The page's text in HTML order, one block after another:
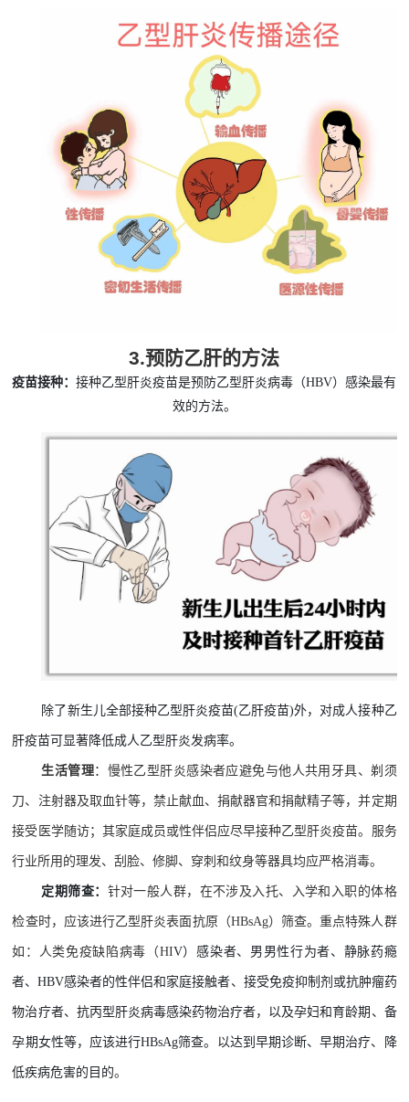
3.预防乙肝的方法
疫苗接种：接种乙型肝炎疫苗是预防乙型肝炎病毒（HBV）感染最有
效的方法。
除了新生儿全部接种乙型肝炎疫苗(乙肝疫苗)外，对成人接种乙
肝疫苗可显著降低成人乙型肝炎发病率。
生活管理： 慢性乙型肝炎感染者应避免与他人共用牙具、剃须
刀、注射器及取血针等，禁止献血、捐献器官和捐献精子等，并定期
接受医学随访；其家庭成员或性伴侣应尽早接种乙型肝炎疫苗。服务
行业所用的理发、刮脸、修脚、穿刺和纹身等器具均应严格消毒。
定期筛查： 针对一般人群，在不涉及入托、入学和入职的体格
检查时，应该进行乙型肝炎表面抗原（HBsAg）筛查。重点特殊人群
如：人类免疫缺陷病毒（HIV）感染者、男男性行为者、静脉药瘾
者、HBV感染者的性伴侣和家庭接触者、接受免疫抑制剂或抗肿瘤药
物治疗者、抗丙型肝炎病毒感染药物治疗者，以及孕妇和育龄期、备
孕期女性等，应该进行HBsAg筛查。以达到早期诊断、早期治疗、降
低疾病危害的目的。